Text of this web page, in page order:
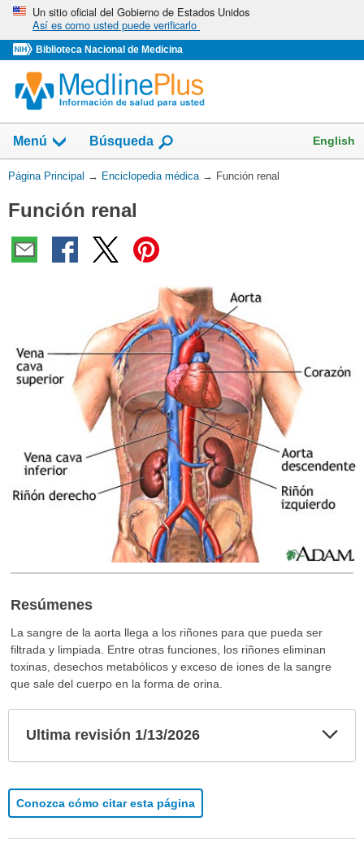
Omita
vaya
al
Contenido
Un sitio oficial del Gobierno de Estados Unidos
Así es como usted puede verificarlo
Biblioteca Nacional de Medicina
Menú Búsqueda English
Usted
aquí:
Página Principal → Enciclopedia médica → Función renal
Función renal
Resúmenes
La sangre de la aorta llega a los riñones para que pueda ser
filtrada y limpiada. Entre otras funciones, los riñones eliminan
toxinas, desechos metabólicos y exceso de iones de la sangre
que sale del cuerpo en la forma de orina.
Ultima revisión 1/13/2026
Conozca cómo citar esta página